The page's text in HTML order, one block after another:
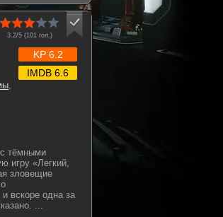
3.2/5 (101гол.)
,
KP 6.2
IMDB 6.6
с тёмными
игру «Легкий,
зловещие
вскоре одна за
...